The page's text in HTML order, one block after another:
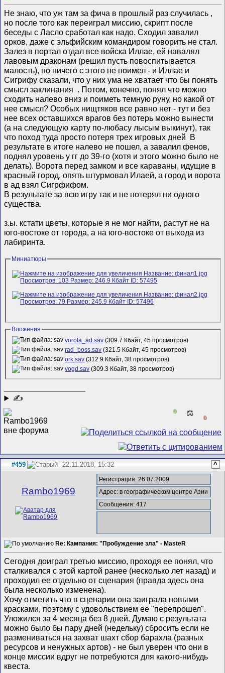
Не знаю, что уж там за фича в прошлый раз случилась ,
но после того как переиграл миссию, скрипт после
беседы с Ласло сработал как надо. Сходил завалил
орков, даже с эльфийским командиром говорить не стал.
Залез в портал отдал все войска Иллае, ей навалял
лавовым драконам (решил пусть повоспитывается
малость), но ничего с этого не поимел - и Иллае и
Сигрифу сказали, что у них ума не хватает что бы понять
смысл заклинания . Потом, конечно, понял что можно
сходить налево вниз и поиметь темную руну, но какой от
нее смысл? Особых нищтяков все равно нет - тут и без
нее всех оставшихся врагов без потерь можно вынести
(а на следующую карту по-любасу лысым выкинут), так
что поход туда просто потеря трех игровых дней
В
результате в итоге налево не пошел, а завалил фенов,
поднял уровень у гг до 39-го (хотя и этого можно было не
делать). Ворота перед замком и все караваны, идущие в
красный город, опять штурмовал Илаей, а город и ворота
в ад взял Сигрфифом.
В результате за всю игру так и не потерял ни одного
существа.
з.ы. кстати цветы, которые я не мог найти, растут не на
юго-востоке от города, а на юго-востоке от выхода из
лабиринта.
Миниатюры
Вложения
vorota_ad.sav (309.7 Кбайт, 45 просмотров)
rad_boss.sav (321.5 Кбайт, 45 просмотров)
ork.sav (312.9 Кбайт, 38 просмотров)
vogd.sav (309.3 Кбайт, 38 просмотров)
✍
0 ⚖️
0
#459 22.11.2018, 15:32 ^
Rambo1969
Регистрация: 26.07.2009
Адрес: в географическом центре Азии
Сообщения: 417
Re: Кампания: "Пробуждение зла" - MasteR
Сегодня доиграл третью миссию, проходя ее понял, что
сталкивался с этой картой ранее (несколько лет назад) и
проходил ее отдельно от сценария (правда здесь она
была несколько изменена).
Хочу отметить что в сценарии она заиграла новыми
красками, поэтому с удовольствием ее "перепрошел".
Уложился за 4 месяца без 8 дней. Думаю с результата
можно было бы пару дней (недельку) сбросить если не
размениваться на захват шахт сбор барахла (разных
ресурсов и ненужных артов) - не был уверен что они в
конце миссии вдруг не потребуются для какого-нибудь
квеста.